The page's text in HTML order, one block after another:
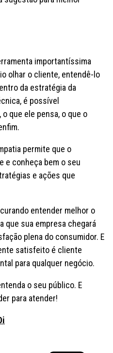
importantíssima
olhar o cliente, entendê-lo
da estratégia da
é possível
que ele pensa, o que o
permite que o
e conheça bem o seu
e ações que
entender melhor o
que sua empresa chegará
plena do consumidor. E
satisfeito é cliente
para qualquer negócio.
o seu público. E
para atender!